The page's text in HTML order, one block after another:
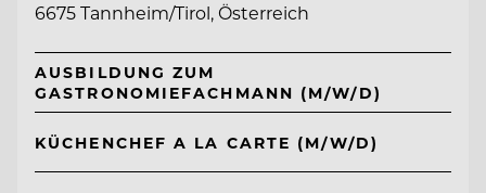
6675 Tannheim/Tirol, Österreich
AUSBILDUNG ZUM
GASTRONOMIEFACHMANN (M/W/D)
KÜCHENCHEF A LA CARTE (M/W/D)